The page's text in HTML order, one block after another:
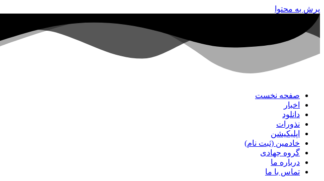
پرش به محتوا
صفحه نخست
اخبار
دانلود
نذورات
اپلیکیشن
خادمین (ثبت نام)
گروه جهادی
درباره ما
تماس با ما